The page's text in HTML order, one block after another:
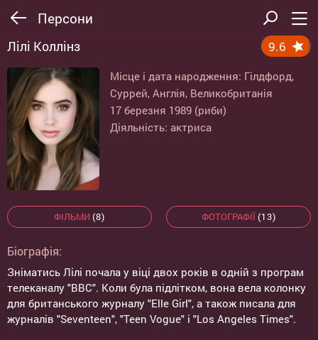
Персони
Лілі Коллінз 9.6
Місце і дата народження: Гілдфорд,
Суррей, Англія, Великобританія
17 березня 1989 (риби)
Діяльність: актриса
ФІЛЬМИ (8) ФОТОГРАФІЇ(13)
Біографія:
Зніматись Лілі почала у віці двох років в одній з програм
телеканалу "ВВС". Коли була підлітком, вона вела колонку
для британського журналу "Elle Girl", а також писала для
журналів "Seventeen", "Teen Vogue" і "Los Angeles Times".